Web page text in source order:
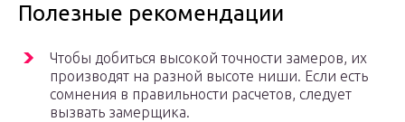
Полезные рекомендации
Чтобы добиться высокой точности замеров, их
производят на разной высоте ниши. Если есть
сомнения в правильности расчетов, следует
вызвать замерщика.